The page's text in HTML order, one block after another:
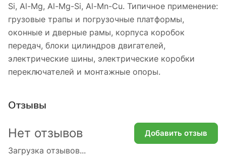
Si, Al-Mg, Al-Mg-Si, Al-Mn-Cu. Типичное применение:
грузовые трапы и погрузочные платформы,
оконные и дверные рамы, корпуса коробок
передач, блоки цилиндров двигателей,
электрические шины, электрические коробки
переключателей и монтажные опоры.
Отзывы
Загрузка отзывов...
Нет отзывов Добавить отзыв